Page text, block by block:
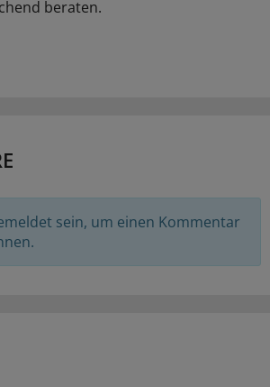
beraten.
sein, um einen Kommentar